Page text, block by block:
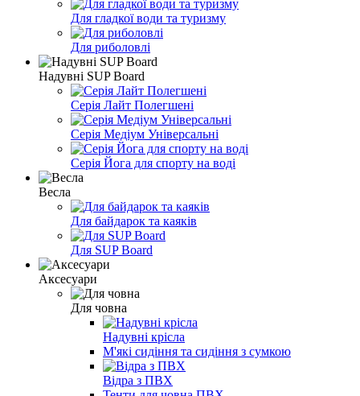
Для гладкої води та туризму
Для риболовлі
Надувні SUP Board
Серія Лайт Полегшені
Серія Медіум Універсальні
Серія Йога для спорту на воді
Весла
Для байдарок та каяків
Для SUP Board
Аксесуари
Для човна
Надувні крісла
М'які сидіння та сидіння з сумкою
Відра з ПВХ